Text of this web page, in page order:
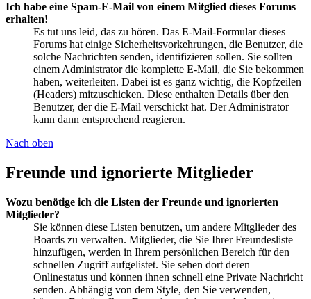
Ich habe eine Spam-E-Mail von einem Mitglied dieses Forums
erhalten!
Es tut uns leid, das zu hören. Das E-Mail-Formular dieses
Forums hat einige Sicherheitsvorkehrungen, die Benutzer, die
solche Nachrichten senden, identifizieren sollen. Sie sollten
einem Administrator die komplette E-Mail, die Sie bekommen
haben, weiterleiten. Dabei ist es ganz wichtig, die Kopfzeilen
(Headers) mitzuschicken. Diese enthalten Details über den
Benutzer, der die E-Mail verschickt hat. Der Administrator
kann dann entsprechend reagieren.
Nach oben
Freunde und ignorierte Mitglieder
Wozu benötige ich die Listen der Freunde und ignorierten
Mitglieder?
Sie können diese Listen benutzen, um andere Mitglieder des
Boards zu verwalten. Mitglieder, die Sie Ihrer Freundesliste
hinzufügen, werden in Ihrem persönlichen Bereich für den
schnellen Zugriff aufgelistet. Sie sehen dort deren
Onlinestatus und können ihnen schnell eine Private Nachricht
senden. Abhängig von dem Style, den Sie verwenden,